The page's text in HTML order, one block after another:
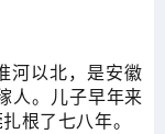
河以北，是安徽
人。儿子早年来
根了七八年。